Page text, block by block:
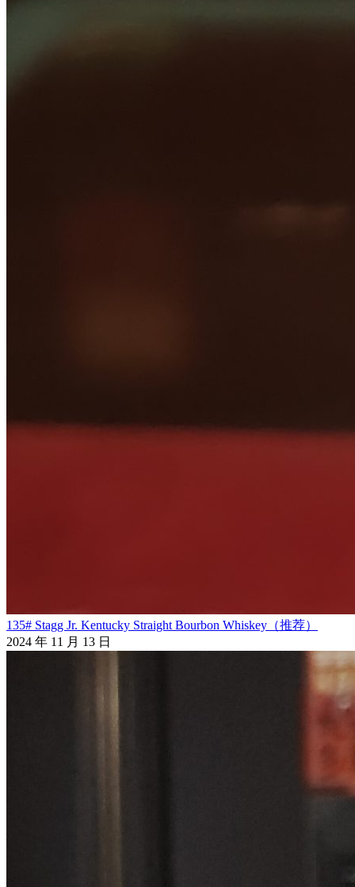
135# Stagg Jr. Kentucky Straight Bourbon Whiskey（推荐）
2024 年 11 月 13 日